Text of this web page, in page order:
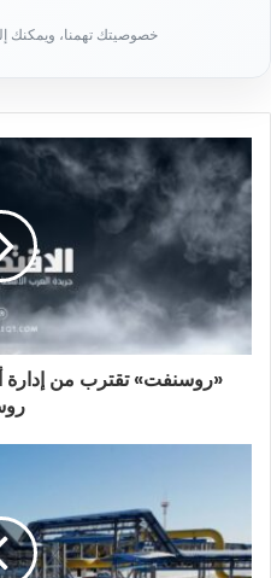
ل
ر
و
ن
ي
«روسنفت» تقترب من إدارة